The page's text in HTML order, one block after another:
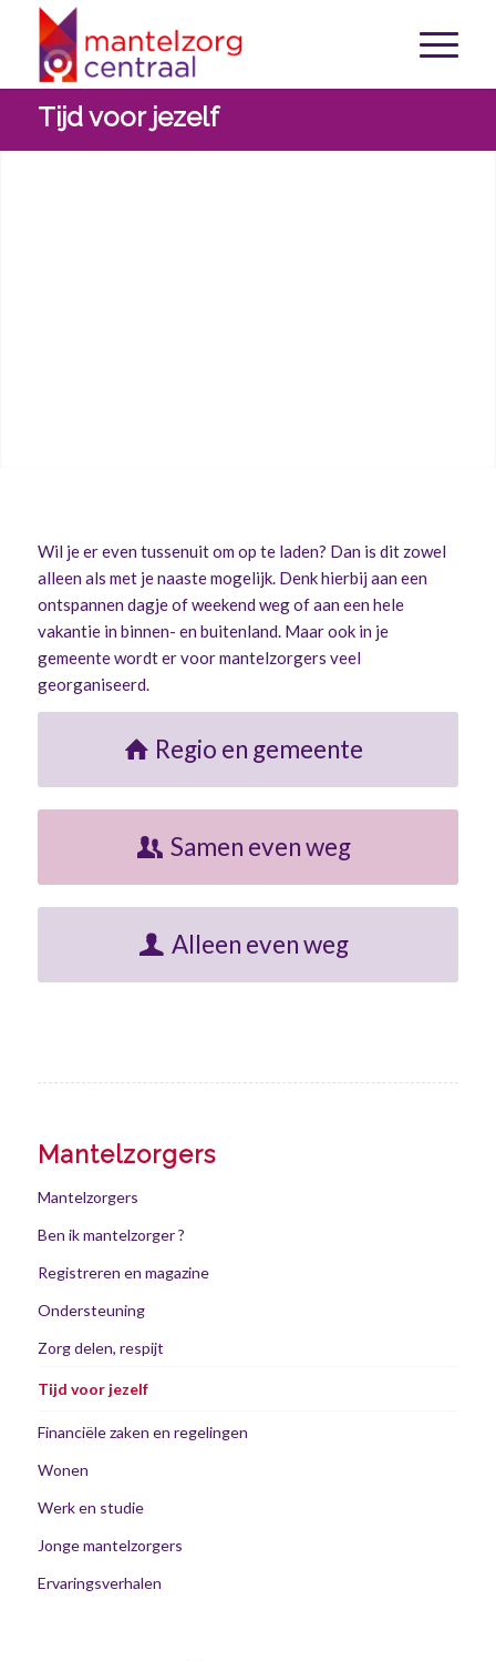
Tijd voor jezelf
Wil je er even tussenuit om op te laden? Dan is dit zowel
alleen als met je naaste mogelijk. Denk hierbij aan een
ontspannen dagje of weekend weg of aan een hele
vakantie in binnen- en buitenland. Maar ook in je
gemeente wordt er voor mantelzorgers veel
georganiseerd.
Regio en gemeente
Samen even weg
Alleen even weg
Mantelzorgers
Mantelzorgers
Ben ik mantelzorger ?
Registreren en magazine
Ondersteuning
Zorg delen, respijt
Tijd voor jezelf
Financiële zaken en regelingen
Wonen
Werk en studie
Jonge mantelzorgers
Ervaringsverhalen